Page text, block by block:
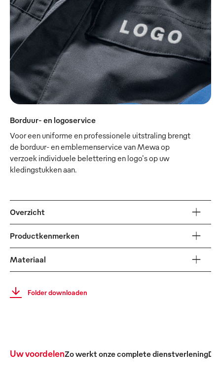
Borduur- en logoservice
Voor een uniforme en professionele uitstraling brengt
de borduur- en emblemenservice van Mewa op
verzoek individuele belettering en logo's op uw
kledingstukken aan.
Overzicht
Productkenmerken
Materiaal
Folder downloaden
Uw voordelenZo werkt onze complete dienstverleningDe